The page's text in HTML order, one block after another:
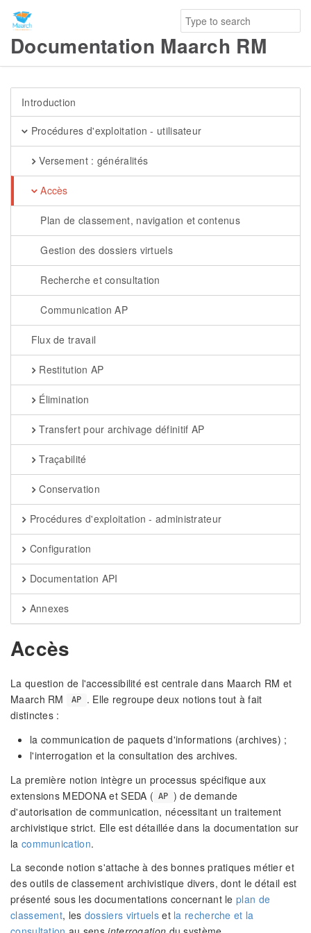
Documentation Maarch RM
Introduction
Procédures d'exploitation - utilisateur
Versement : généralités
Accès
Plan de classement, navigation et contenus
Gestion des dossiers virtuels
Recherche et consultation
Communication AP
Flux de travail
Restitution AP
Élimination
Transfert pour archivage définitif AP
Traçabilité
Conservation
Procédures d'exploitation - administrateur
Configuration
Documentation API
Annexes
Accès
La question de l'accessibilité est centrale dans Maarch RM et
Maarch RM
AP
. Elle regroupe deux notions tout à fait
distinctes :
la communication de paquets d'informations (archives) ;
l'interrogation et la consultation des archives.
La première notion intègre un processus spécifique aux
extensions MEDONA et SEDA ( AP ) de demande
d'autorisation de communication, nécessitant un traitement
archivistique strict. Elle est détaillée dans la documentation sur
la communication.
La seconde notion s'attache à des bonnes pratiques métier et
des outils de classement archivistique divers, dont le détail est
présenté sous les documentations concernant leplan de
classement, les dossiers virtuelset la recherche et la